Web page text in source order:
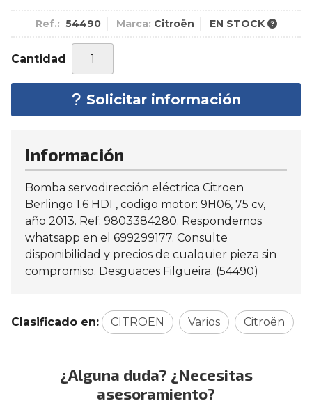
Ref.: 54490 Marca: Citroën EN STOCK
Cantidad
Solicitar información
Información
Bomba servodirección eléctrica Citroen
Berlingo 1.6 HDI , codigo motor: 9H06, 75 cv,
año 2013. Ref: 9803384280. Respondemos
whatsapp en el 699299177. Consulte
disponibilidad y precios de cualquier pieza sin
compromiso. Desguaces Filgueira. (54490)
Clasificado en: CITROEN Varios Citroën
¿Alguna duda? ¿Necesitas
asesoramiento?